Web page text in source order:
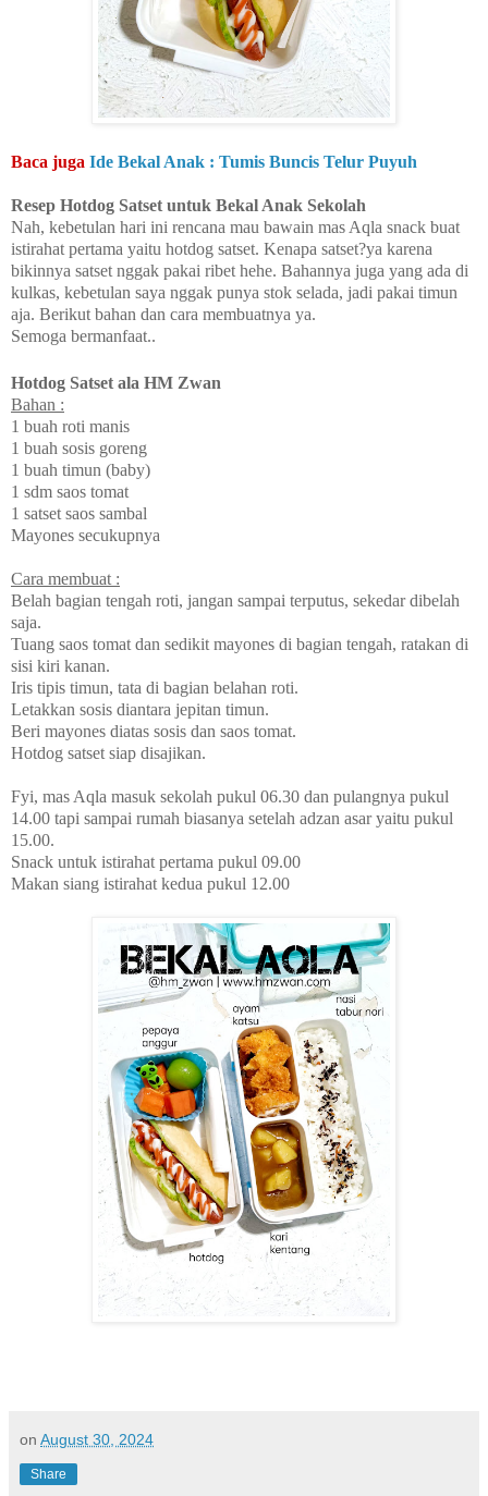
Baca juga Ide Bekal Anak : Tumis Buncis Telur Puyuh
Resep Hotdog Satset untuk Bekal Anak Sekolah
Nah, kebetulan hari ini rencana mau bawain mas Aqla snack buat
istirahat pertama yaitu hotdog satset. Kenapa satset?ya karena
bikinnya satset nggak pakai ribet hehe. Bahannya juga yang ada di
kulkas, kebetulan saya nggak punya stok selada, jadi pakai timun
aja. Berikut bahan dan cara membuatnya ya.
Semoga bermanfaat..
Hotdog Satset ala HM Zwan
Bahan :
1 buah roti manis
1 buah sosis goreng
1 buah timun (baby)
1 sdm saos tomat
1 satset saos sambal
Mayones secukupnya
Cara membuat :
Belah bagian tengah roti, jangan sampai terputus, sekedar dibelah
saja.
Tuang saos tomat dan sedikit mayones di bagian tengah, ratakan di
sisi kiri kanan.
Iris tipis timun, tata di bagian belahan roti.
Letakkan sosis diantara jepitan timun.
Beri mayones diatas sosis dan saos tomat.
Hotdog satset siap disajikan.
Fyi, mas Aqla masuk sekolah pukul 06.30 dan pulangnya pukul
14.00 tapi sampai rumah biasanya setelah adzan asar yaitu pukul
15.00.
Snack untuk istirahat pertama pukul 09.00
Makan siang istirahat kedua pukul 12.00
on August 30, 2024
Share